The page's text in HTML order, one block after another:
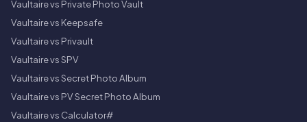
Vaultaire vs Private Photo Vault
Vaultaire vs Keepsafe
Vaultaire vs Privault
Vaultaire vs SPV
Vaultaire vs Secret Photo Album
Vaultaire vs PV Secret Photo Album
Vaultaire vs Calculator#